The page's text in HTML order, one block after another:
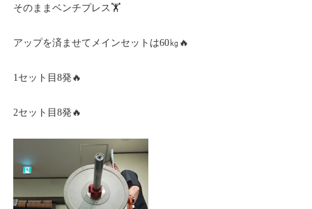
そのままベンチプレス🏋️
アップを済ませてメインセットは60㎏🔥
1セット目8発🔥
2セット目8発🔥